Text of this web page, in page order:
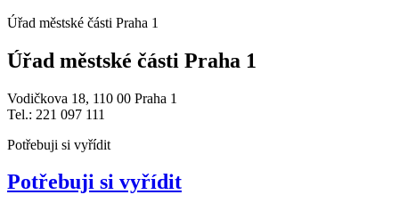
Úřad městské části Praha 1
Úřad městské části Praha 1
Vodičkova 18, 110 00 Praha 1
Tel.: 221 097 111
Potřebuji si vyřídit
Potřebuji si vyřídit